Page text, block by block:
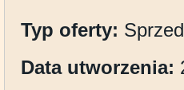
Typ oferty:
Data utworzenia: